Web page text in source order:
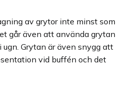
av grytor inte minst som
går även att använda grytan
ugn. Grytan är även snygg att
vid buffén och det